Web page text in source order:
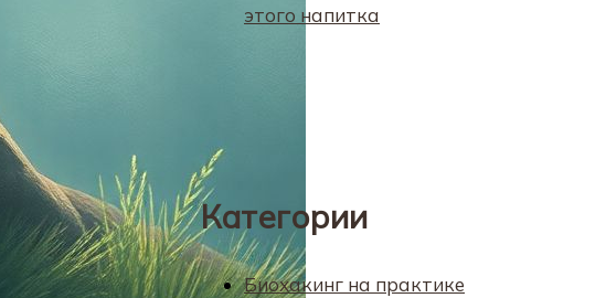
этого напитка
Категории
Биохакинг на практике